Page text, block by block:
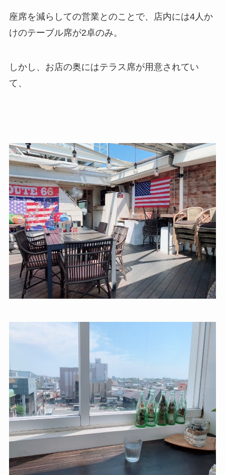
座席を減らしての営業とのことで、店内には4人か
けのテーブル席が2卓のみ。
しかし、お店の奥にはテラス席が用意されてい
て、